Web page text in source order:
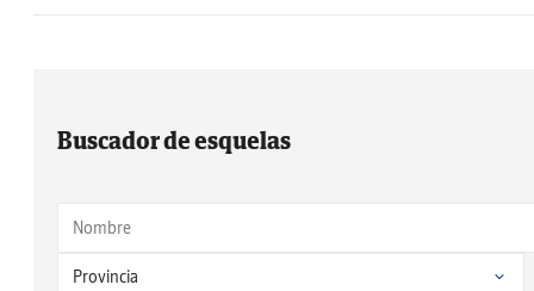
Buscador de esquelas